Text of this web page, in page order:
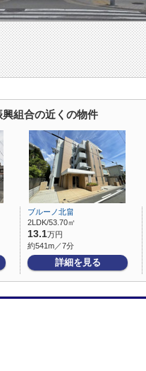
組合の近くの物件
ブルーノ北畠
2LDK/53.70㎡
13.1万円
約541m／7分
詳細を見る